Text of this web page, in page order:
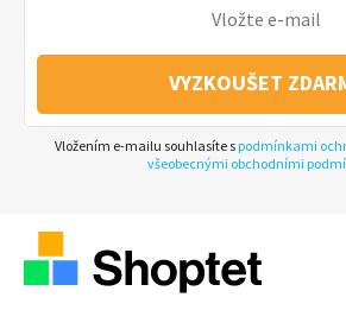
VYZKOUŠET
Vložením e-mailu souhlasíte s podmínkami
všeobecnými obchodními